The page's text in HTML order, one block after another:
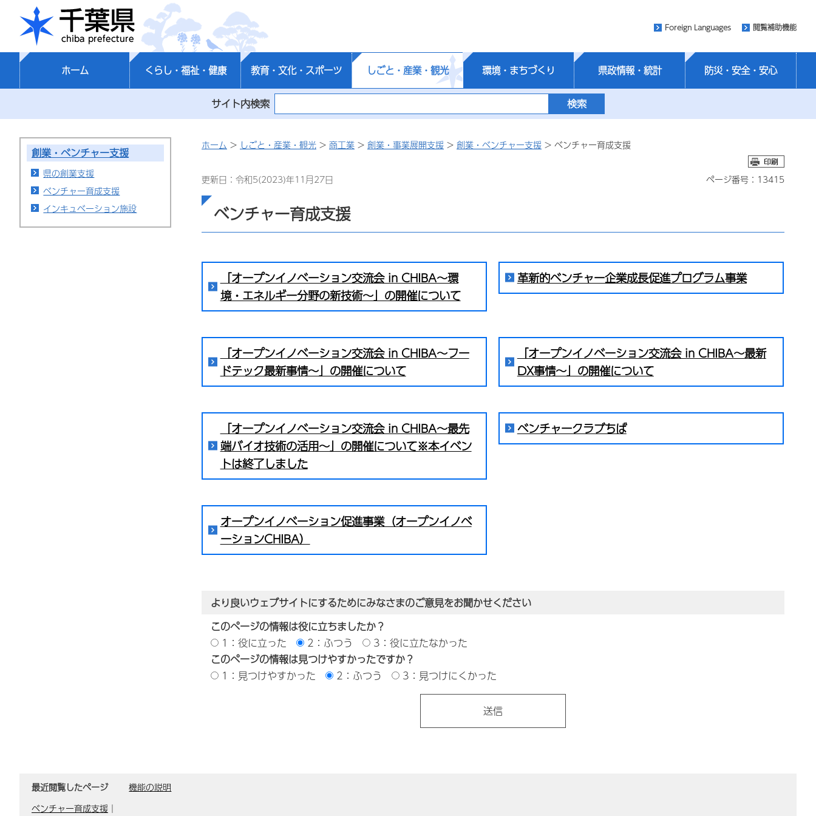
千葉県
Foreign Languages 閲覧補助機能
ホーム くらし・福祉・健康 教育・文化・スポーツ しごと・産業・観光 環境・まちづくり 県政情報・統計 防災・安全・安心
サイト内検索
創業・ベンチャー支援
県の創業支援
ベンチャー育成支援
インキュベーション施設
ホーム > しごと・産業・観光 > 商工業 > 創業・事業展開支援 > 創業・ベンチャー支援 > ベンチャー育成支援
更新日：令和5(2023)年11月27日 ページ番号：13415
ベンチャー育成支援
「オープンイノベーション交流会 in CHIBA～環
境・エネルギー分野の新技術～」の開催について
革新的ベンチャー企業成長促進プログラム事業
「オープンイノベーション交流会 in CHIBA～フー
ドテック最新事情～」の開催について
「オープンイノベーション交流会 in CHIBA～最新
DX事情～」の開催について
「オープンイノベーション交流会 in CHIBA～最先
端バイオ技術の活用～」の開催について※本イベン
トは終了しました
ベンチャークラブちば
オープンイノベーション促進事業（オープンイノベ
ーションCHIBA）
より良いウェブサイトにするためにみなさまのご意見をお聞かせください
このページの情報は役に立ちましたか？
1：役に立った
2：ふつう
3：役に立たなかった
このページの情報は見つけやすかったですか？
1：見つけやすかった
2：ふつう 3：見つけにくかった
最近閲覧したページ
機能の説明
ベンチャー育成支援 ｜